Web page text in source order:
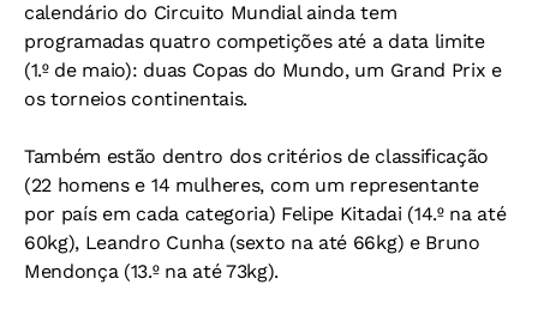
calendário do Circuito Mundial ainda tem
programadas quatro competições até a data limite
(1.º de maio): duas Copas do Mundo, um Grand Prix e
os torneios continentais.
Também estão dentro dos critérios de classificação
(22 homens e 14 mulheres, com um representante
por país em cada categoria) Felipe Kitadai (14.º na até
60kg), Leandro Cunha (sexto na até 66kg) e Bruno
Mendonça (13.º na até 73kg).